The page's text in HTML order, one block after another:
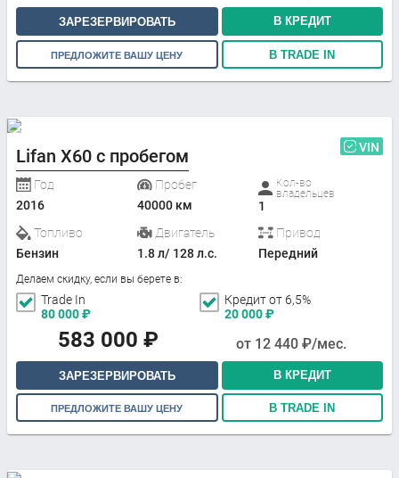
ЗАРЕЗЕРВИРОВАТЬ В КРЕДИТ
ПРЕДЛОЖИТЕ ВАШУ ЦЕНУ В TRADE IN
Lifan X60 с пробегом VIN
Год
2016
Пробег
40000 км
Кол-во
владельцев
1
Топливо
Бензин
Двигатель
1.8 л/ 128 л.с.
Привод
Передний
Делаем скидку, если вы берете в:
Trade In
80 000₽
Кредит от 6,5%
20 000₽
583 000 ₽ от 12 440 ₽/мес.
ЗАРЕЗЕРВИРОВАТЬ В КРЕДИТ
ПРЕДЛОЖИТЕ ВАШУ ЦЕНУ В TRADE IN